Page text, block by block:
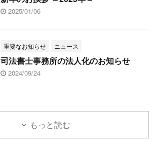
2025/01/06
重要なお知らせ ニュース
司法書士事務所の法人化のお知らせ
2024/09/24
もっと読む